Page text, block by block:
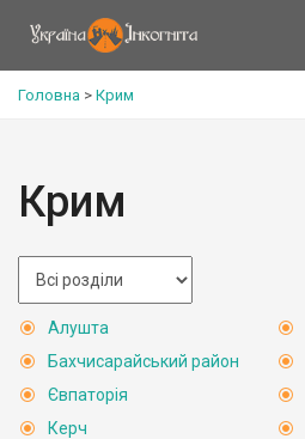
Головна > Крим
Крим
Алушта
Бахчисарайський район
Євпаторія
Керч